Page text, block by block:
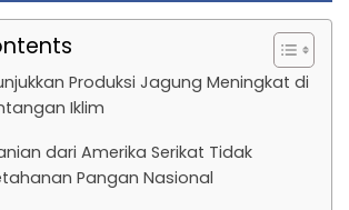
Produksi Jagung Meningkat di
Iklim
dari Amerika Serikat Tidak
Pangan Nasional